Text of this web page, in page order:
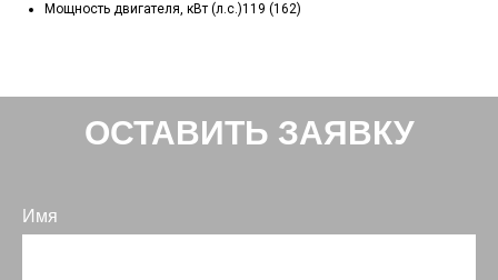
Мощность двигателя, кВт (л.с.)119 (162)
ОСТАВИТЬ ЗАЯВКУ
Имя